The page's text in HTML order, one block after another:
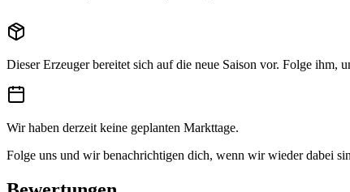
Dieser Erzeuger bereitet sich auf die neue Saison vor. Folge ihm,
Wir haben derzeit keine geplanten Markttage.
Folge uns und wir benachrichtigen dich, wenn wir wieder dabei